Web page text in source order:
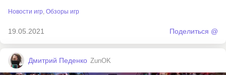
Новости игр Обзоры игр
19.05.2021 Поделиться @
Дмитрий Педенко ZunOK